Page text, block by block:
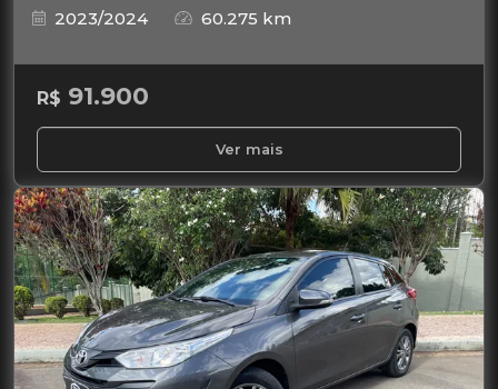
2023/2024
60.275 km
R$ 91.900
Ver mais